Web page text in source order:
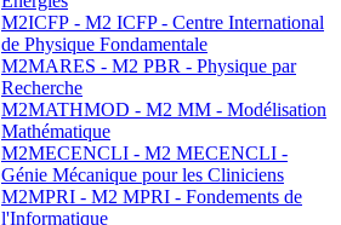
M2ICFP - M2 ICFP - Centre International
de Physique Fondamentale
M2MARES - M2 PBR - Physique par
Recherche
M2MATHMOD - M2 MM - Modélisation
Mathématique
M2MECENCLI - M2 MECENCLI -
Génie Mécanique pour les Cliniciens
M2MPRI - M2 MPRI - Fondements de
l'Informatique